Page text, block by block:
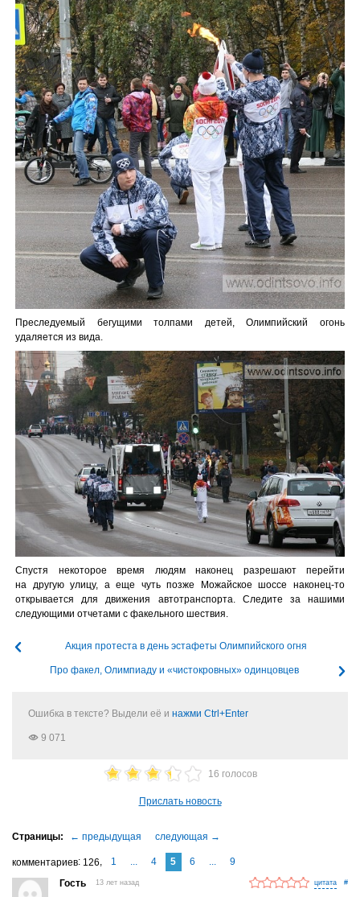
Преследуемый бегущими толпами детей, Олимпийский огонь
удаляется из вида.
Спустя некоторое время людям наконец разрешают перейти
на другую улицу, а еще чуть позже Можайское шоссе наконец-то
открывается для движения автотранспорта. Следите за нашими
следующими отчетами с факельного шествия.
Акция протеста в день эстафеты Олимпийского огня
Про факел, Олимпиаду и «чистокровных» одинцовцев
Ошибка в тексте? Выдели её и нажми Ctrl+Enter
9 071
16 голосов
Прислать новость
комментариев 126 1 4 5 6
9
Гость
13 лет назад #